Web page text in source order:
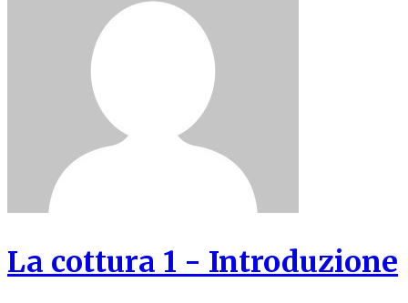
La cottura 1 - Introduzione